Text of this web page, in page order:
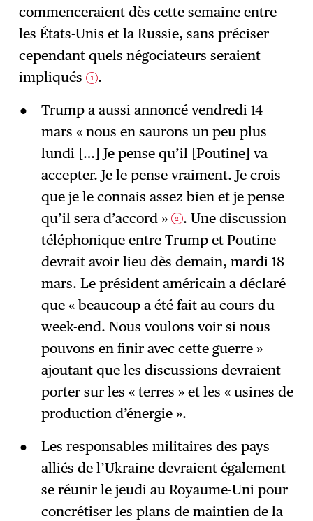
commenceraient dès cette semaine entre
les États-Unis et la Russie, sans préciser
cependant quels négociateurs seraient
impliqués 1 .
Trump a aussi annoncé vendredi 14
mars « nous en saurons un peu plus
lundi […] Je pense qu’il [Poutine] va
accepter. Je le pense vraiment. Je crois
que je le connais assez bien et je pense
qu’il sera d’accord »
2 . Une discussion
téléphonique entre Trump et Poutine
devrait avoir lieu dès demain, mardi 18
mars. Le président américain a déclaré
que « beaucoup a été fait au cours du
week-end. Nous voulons voir si nous
pouvons en finir avec cette guerre »
ajoutant que les discussions devraient
porter sur les « terres » et les « usines de
production d’énergie ».
Les responsables militaires des pays
alliés de l’Ukraine devraient également
se réunir le jeudi au Royaume-Uni pour
concrétiser les plans de maintien de la